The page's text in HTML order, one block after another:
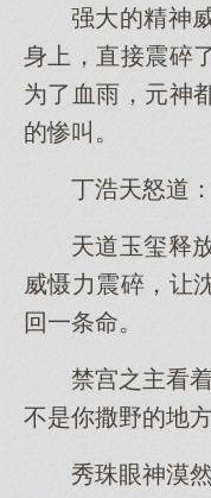
强大的精神
身上，直接震碎
为了血雨，元神
的惨叫。
丁浩天怒道
天道玉玺释
威慑力震碎，让
回一条命。
禁宫之主看
不是你撒野的地
秀珠眼神漠